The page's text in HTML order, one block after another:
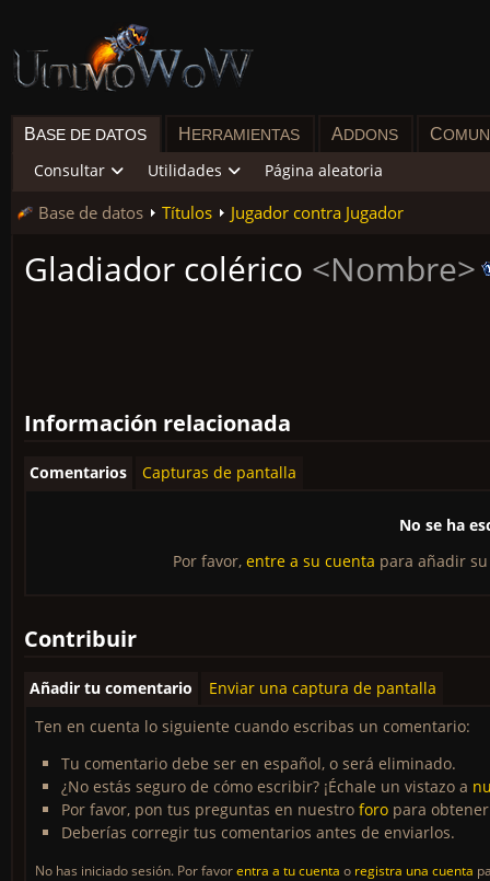
BASE DE DATOS H ERRAMIENTAS ADDONS C
Consultar Utilidades Página aleatoria
Base de datos Títulos Jugador contra Jugador
Gladiador colérico <Nombre>
Información relacionada
Comentarios Capturas de pantalla
No se ha
Por favor, entre a su cuenta para añadir
Contribuir
Añadir tu comentario
Enviar una captura de pantalla
Ten en cuenta lo siguiente cuando escribas un comentario:
Tu comentario debe ser en español, o será eliminado.
¿No estás seguro de cómo escribir? ¡Échale un vistazo a
Por favor, pon tus preguntas en nuestro foro para
Deberías corregir tus comentarios antes de enviarlos.
No has iniciado sesión. Por favorentra a tu cuenta o registra una cuenta